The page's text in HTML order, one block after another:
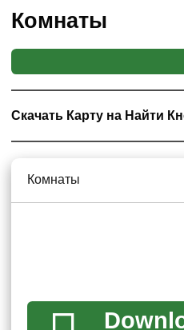
Комнаты
Данная карта найти кнопку
нисколько не стеснятся
пользователей. Тем не
некоторая часть логики в
пользователя
головоломку и позволяют
Поле
Скачать Карту на Найти
Комнаты